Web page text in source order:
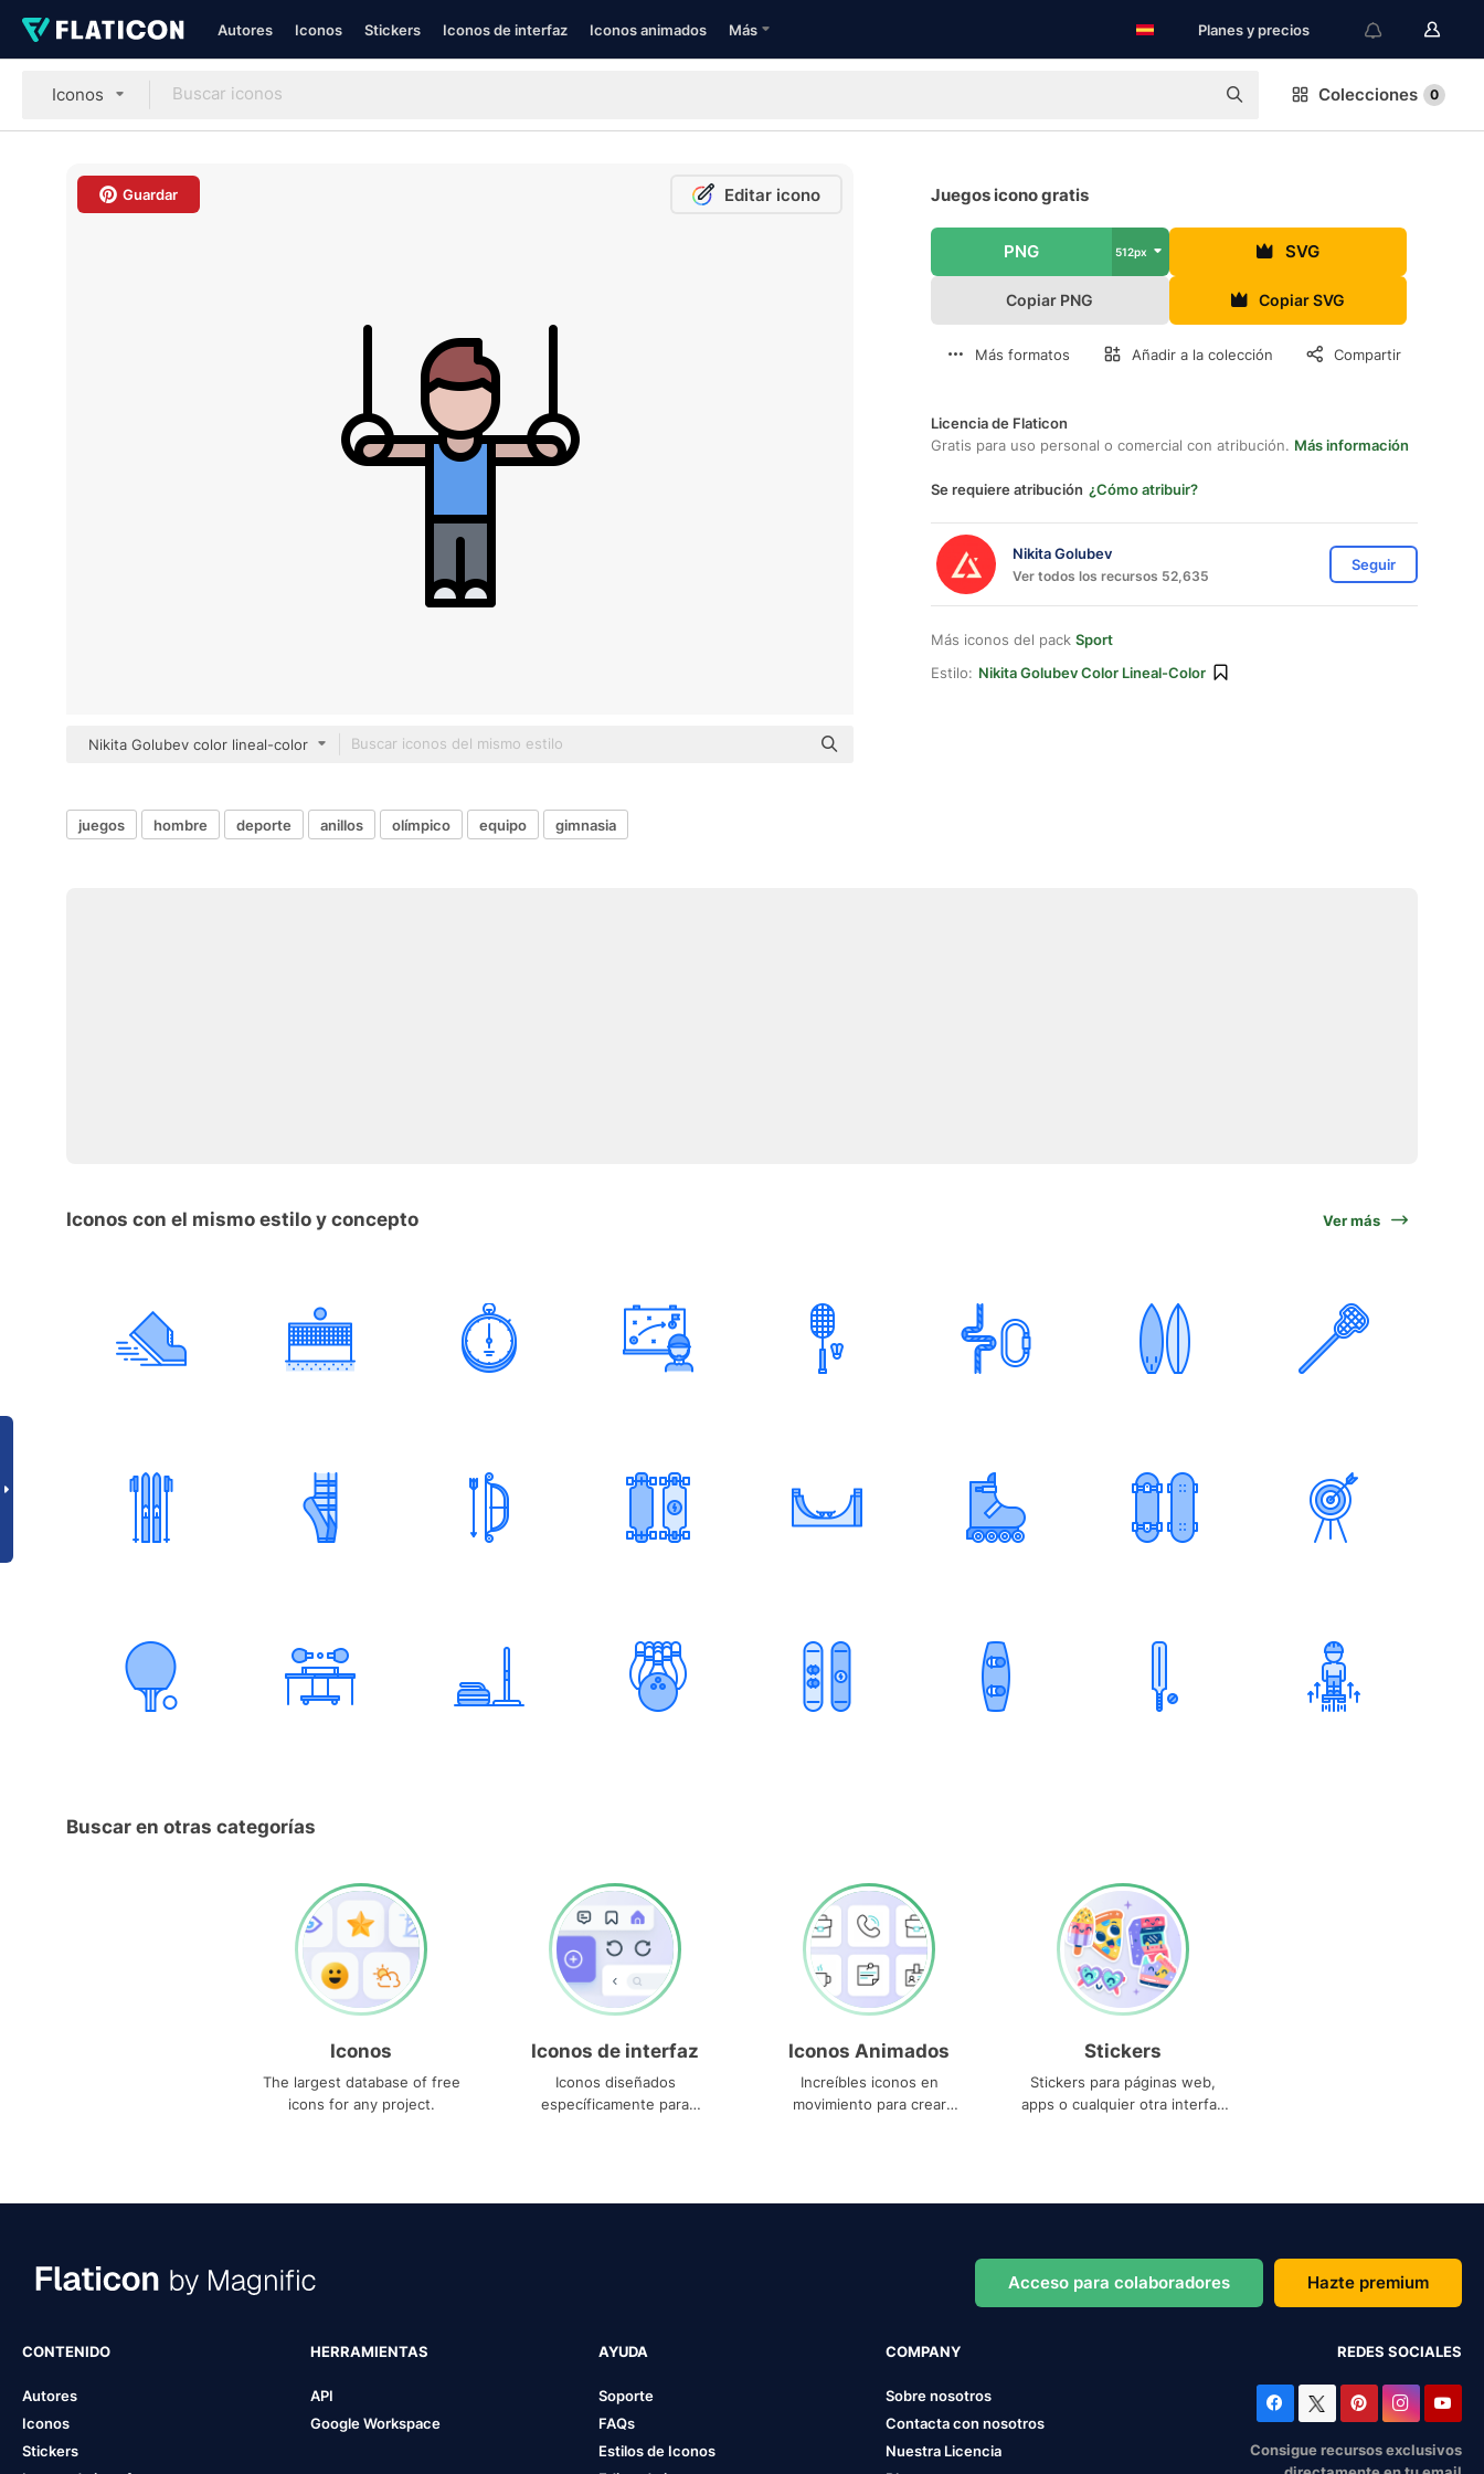
Autores Iconos Stickers Iconos de interfaz Iconos animados Más Planes y precios
Iconos Colecciones 0
Guardar Editar icono
Nikita Golubev color lineal-color
Juegos icono gratis
PNG 512px SVG
Copiar PNG Copiar SVG
Más formatos Añadir a la colección Compartir
Licencia de Flaticon
Gratis para uso personal o comercial con atribución. Más información
Se requiere atribución ¿Cómo atribuir?
Nikita Golubev
Ver todos los recursos 52,635
Seguir
Más iconos del pack Sport
Estilo: Nikita Golubev Color Lineal-Color
juegos hombre deporte anillos olímpico equipo gimnasia
Iconos con el mismo estilo y concepto Ver más
Buscar en otras categorías
Iconos
The largest database of free
icons for any project.
Iconos de interfaz
Iconos diseñados
específicamente para
Iconos Animados
Increíbles iconos en
movimiento para crear
Stickers
Stickers para páginas web,
apps o cualquier otra interfaz
Acceso para colaboradores Hazte premium
CONTENIDO
Autores
Iconos
Stickers
HERRAMIENTAS
API
Google Workspace
AYUDA
Soporte
FAQs
Estilos de Iconos
COMPANY
Sobre nosotros
Contacta con nosotros
Nuestra Licencia
REDES SOCIALES
Consigue recursos exclusivos